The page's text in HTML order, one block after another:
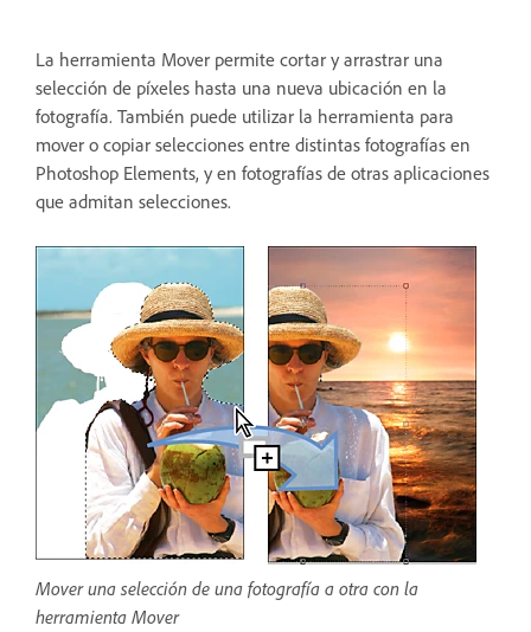
La herramienta Mover permite cortar y arrastrar una
selección de píxeles hasta una nueva ubicación en la
fotografía. También puede utilizar la herramienta para
mover o copiar selecciones entre distintas fotografías en
Photoshop Elements, y en fotografías de otras aplicaciones
que admitan selecciones.
Mover una selección de una fotografía a otra con la
herramienta Mover